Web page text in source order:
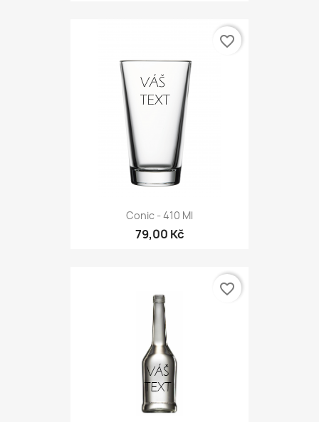
Conic - 410 Ml
79,00 Kč
favorite_border
favorite_border